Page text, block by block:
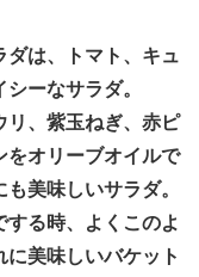
ダは、トマト、キュ
ーなサラダ。
リ、紫玉ねぎ、赤ピ
をオリーブオイルで
美味しいサラダ。
る時、よくこのよ
美味しいバケット